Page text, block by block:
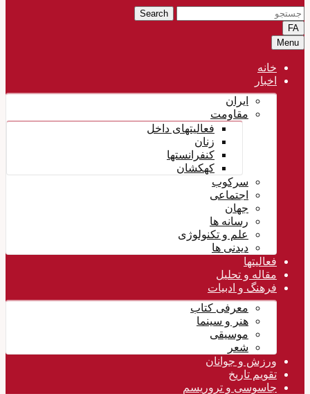
Search
FA
Menu
خانه
اخبار
ایران
مقاومت
فعالیتهای داخل
زنان
کنفرانستها
کهکشان
سرکوب
اجتماعی
جهان
رسانه ها
علم و تکنولوژی
دیدنی ها
فعالیتها
مقاله و تحلیل
فرهنگ و ادبیات
معرفی کتاب
هنر و سینما
موسیقی
شعر
ورزش و جوانان
تقویم تاريخ
جاسوسی و تروریسم